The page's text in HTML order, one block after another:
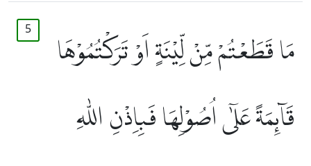
5
مَا قَطَعْتُمْ مِّنْ لِّيْنَةٍ اَوْ تَرَكْتُمُوْهَا
قَاۤىِٕمَةً عَلٰٓى اُصُوْلِهَا فَبِاِذْنِ اللّٰهِ